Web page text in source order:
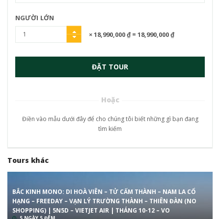
NGƯỜI LỚN
× 18,990,000 ₫ = 18,990,000 ₫
ĐẶT TOUR
Hoặc
Điền vào mẫu dưới đây để cho chúng tôi biết những gì bạn đang
tìm kiếm
Tours khác
BẮC KINH MONO: DI HOÀ VIÊN – TỬ CẤM THÀNH – NAM LA CỔ
HẠNG – FREEDAY – VẠN LÝ TRƯỜNG THÀNH – THIÊN ĐÀN (NO
SHOPPING) | 5N5D – VIETJET AIR | THÁNG 10-12 – VO